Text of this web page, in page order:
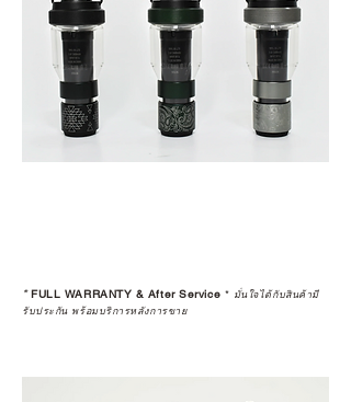
*FULL WARRANTY & After Service * มั่นใจได้กับสินค้ามี
รับประกัน พร้อมบริการหลังการขาย